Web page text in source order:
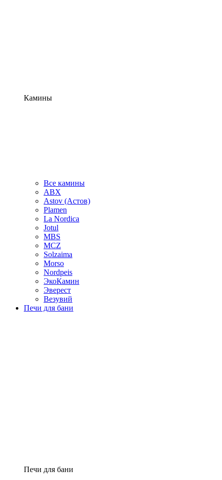
Камины
Все камины
ABX
Astov (Астов)
Plamen
La Nordica
Jotul
MBS
MCZ
Solzaima
Morso
Nordpeis
ЭкоКамин
Эверест
Везувий
Печи для бани
Печи для бани